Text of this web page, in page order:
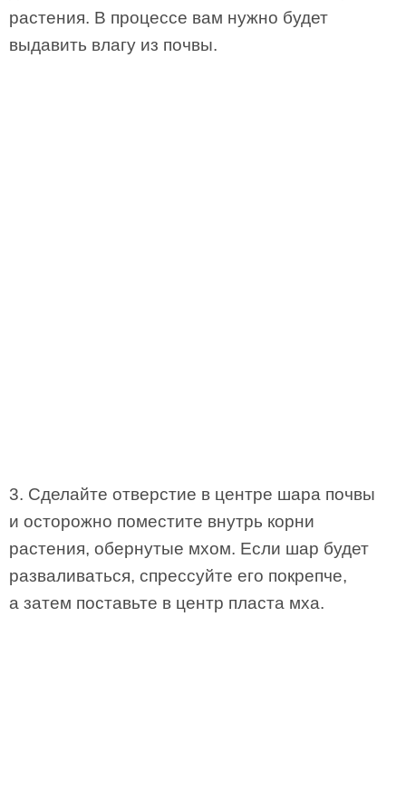
растения. В процессе вам нужно будет
выдавить влагу из почвы.
3. Сделайте отверстие в центре шара почвы
и осторожно поместите внутрь корни
растения, обернутые мхом. Если шар будет
разваливаться, спрессуйте его покрепче,
а затем поставьте в центр пласта мха.